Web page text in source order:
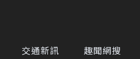
交通新訊 趣聞網搜